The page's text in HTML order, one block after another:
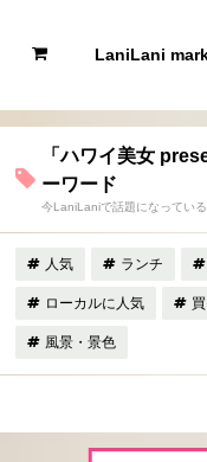
LaniLani
「ハワイ美女
ーワード
今LaniLaniで話題になってい
人気 ランチ
ローカルに人気
風景・景色